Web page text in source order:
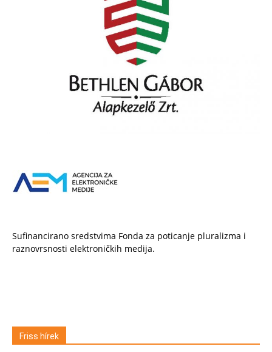
Sufinancirano sredstvima Fonda za poticanje pluralizma i
raznovrsnosti elektroničkih medija.
Friss hírek